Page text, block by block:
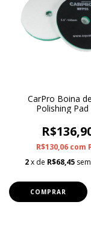
CarPro Boina
Polishing Pad
R$130,06 com
2x de R$68,45